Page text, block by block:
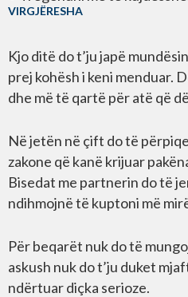
VIRGJËRESHA
Kjo ditë do t’ju japë
prej kohësh i keni menduar.
dhe më të qartë për atë që
Në jetën në çift do të
zakone që kanë krijuar
Bisedat me partnerin do të
ndihmojnë të kuptoni më
Për beqarët nuk do të
askush nuk do t’ju duket
ndërtuar diçka serioze.